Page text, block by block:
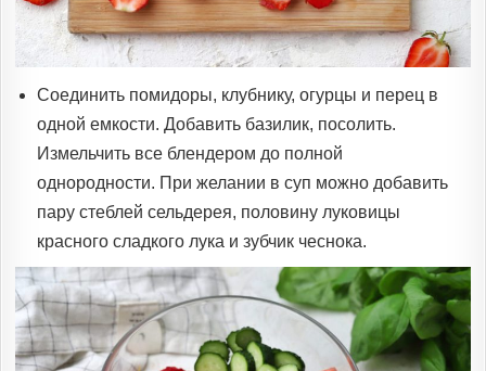
Соединить помидоры, клубнику, огурцы и перец в
одной емкости. Добавить базилик, посолить.
Измельчить все блендером до полной
однородности. При желании в суп можно добавить
пару стеблей сельдерея, половину луковицы
красного сладкого лука и зубчик чеснока.